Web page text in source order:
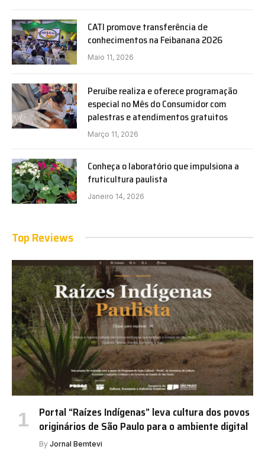
CATI promove transferência de
conhecimentos na Feibanana 2026
Maio 11, 2026
Peruíbe realiza e oferece programação
especial no Mês do Consumidor com
palestras e atendimentos gratuitos
Março 11, 2026
Conheça o laboratório que impulsiona a
fruticultura paulista
Janeiro 14, 2026
Top Reviews
Portal “Raízes Indígenas” leva cultura dos povos
originários de São Paulo para o ambiente digital
By Jornal Bemtevi